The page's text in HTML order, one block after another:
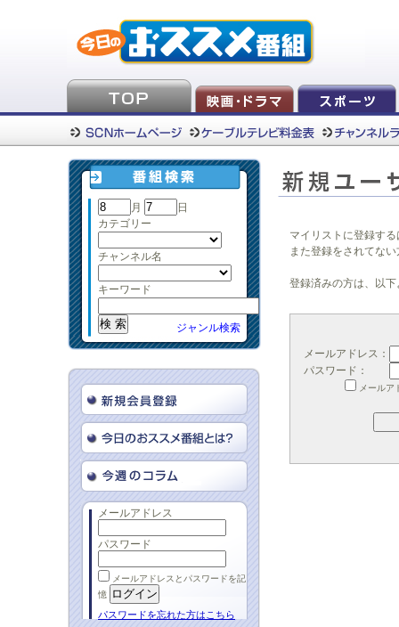
月
日
カテゴリー
チャンネル名
キーワード
ジャンル検索
メールアドレス
パスワード
メールアドレスとパスワードを記
憶
パスワードを忘れた方はこちら
マイリストに登録す
また登録をされてな
登録済みの方は、以
メールアドレス：
パスワード：
メールア